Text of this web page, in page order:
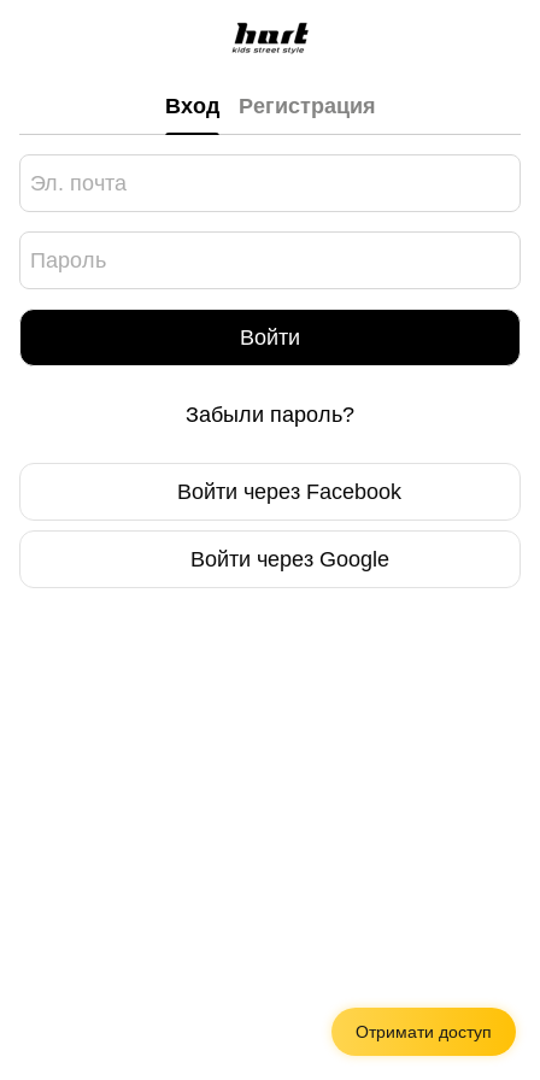
Вход Регистрация
Войти
Забыли пароль?
Войти через Facebook
Войти через Google
Отримати доступ